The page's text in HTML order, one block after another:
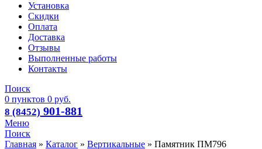
Установка
Скидки
Оплата
Доставка
Отзывы
Выполненные работы
Контакты
Поиск
0 пунктов 0 руб.
8 (8452) 901-881
Меню
Поиск
Главная » Каталог » Вертикальные » Памятник ПМ796